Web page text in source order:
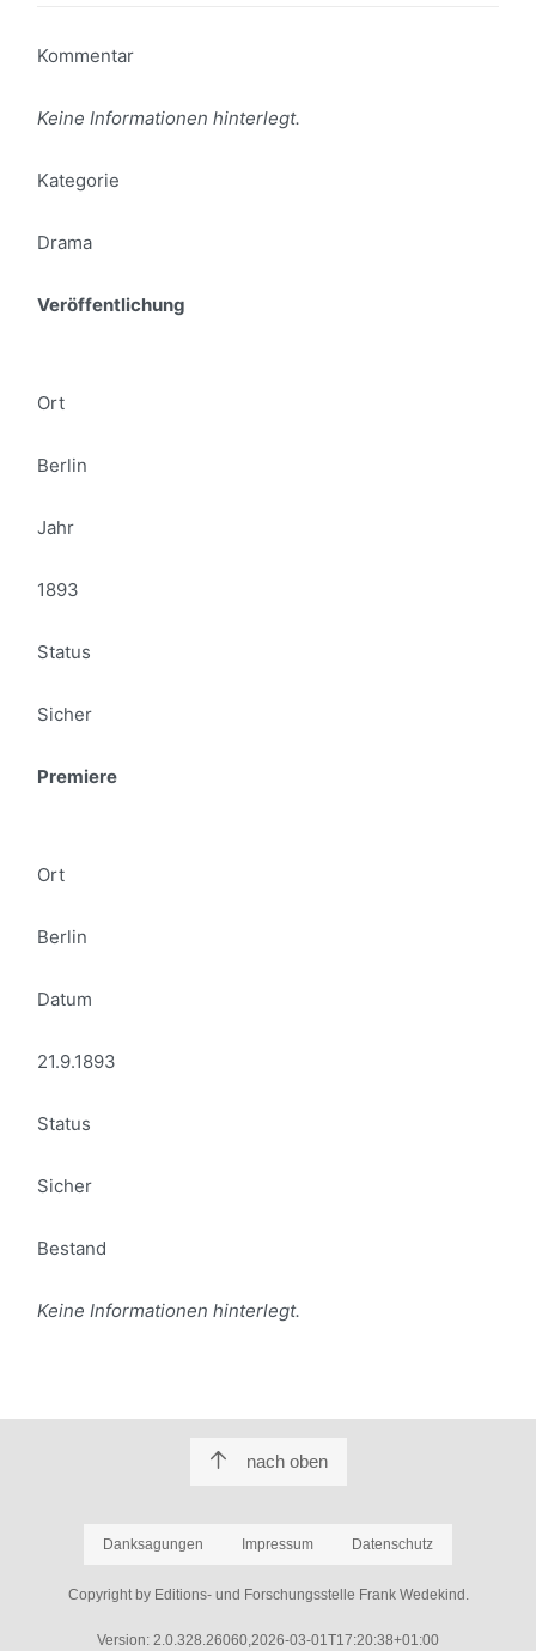
Kommentar
Keine Informationen hinterlegt.
Kategorie
Drama
Veröffentlichung
Ort
Berlin
Jahr
1893
Status
Sicher
Premiere
Ort
Berlin
Datum
21.9.1893
Status
Sicher
Bestand
Keine Informationen hinterlegt.
nach oben
Danksagungen Impressum Datenschutz
Copyright by Editions- und Forschungsstelle Frank Wedekind.
Version: 2.0.328.26060,2026-03-01T17:20:38+01:00